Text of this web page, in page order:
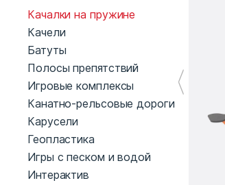
Качалки на пружине
Качели
Батуты
Полосы препятствий
Игровые комплексы
Канатно-рельсовые дороги
Карусели
Геопластика
Игры с песком и водой
Интерактив